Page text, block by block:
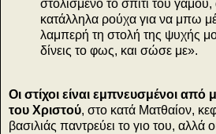
στολισμένο το σπίτι του
κατάλληλα ρούχα για να μπω
λαμπερή τη στολή της ψυχής
δίνεις το φως, και σώσε με».
Οι στίχοι είναι εμπνευσμένοι
του Χριστού, στο κατά Ματθαίον,
βασιλιάς παντρεύει το γιο του, αλλά